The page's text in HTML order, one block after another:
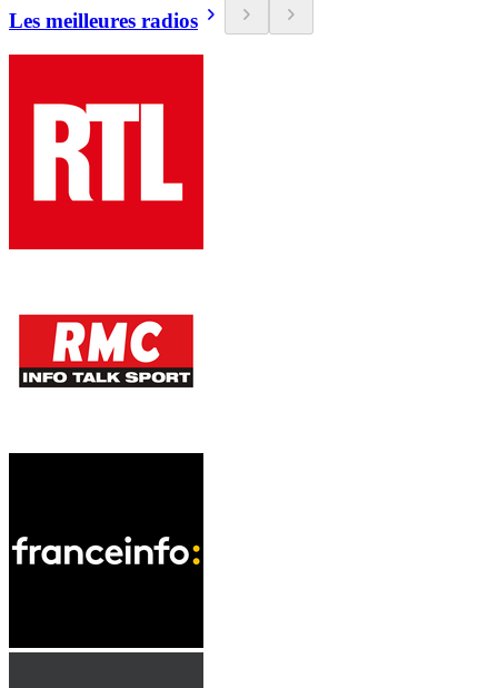
Les meilleures radios